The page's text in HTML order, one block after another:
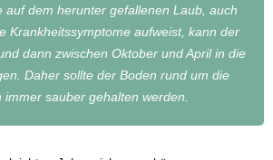
auf dem herunter gefallenen Laub, auch
Krankheitssymptome aufweist, kann der
dann zwischen Oktober und April in die
Daher sollte der Boden rund um die
immer sauber gehalten werden.